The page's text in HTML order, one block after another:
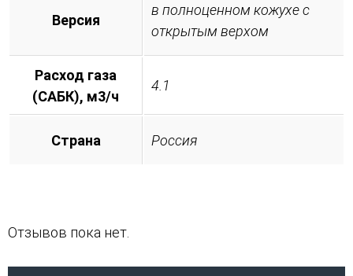
Версия
в полноценном кожухе с
открытым верхом
Расход газа
(САБК), м3/ч
4.1
Страна Россия
Отзывов пока нет.